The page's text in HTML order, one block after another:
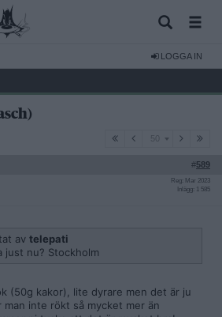
LOGGA IN
50
#589
Reg: Mar 2023
Inlägg: 1 585
av telepati
just nu? Stockholm
(50g kakor), lite dyrare men det är ju
man inte rökt så mycket mer än